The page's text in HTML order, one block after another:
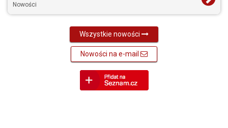
Nowości
Wszystkie nowości
Nowości na e-mail